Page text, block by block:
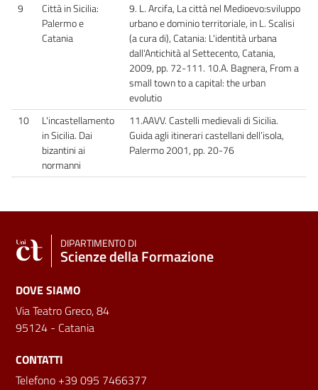
9
Città in Sicilia:
Palermo e
Catania
9. L. Arcifa, La città nel Medioevo:sviluppo
urbano e dominio territoriale, in L. Scalisi
(a cura di), Catania: L'identità urbana
dall'Antichità al Settecento, Catania,
2009, pp. 72-111. 10.A. Bagnera, From a
small town to a capital: the urban
evolutio
10
L'incastellamento
in Sicilia. Dai
bizantini ai
normanni
11.AAVV. Castelli medievali di Sicilia.
Guida agli itinerari castellani dell’isola,
Palermo 2001, pp. 20-76
DIPARTIMENTO DI
Scienze della Formazione
DOVE SIAMO
Via Teatro Greco, 84
95124 - Catania
CONTATTI
Telefono +39 095 7466377